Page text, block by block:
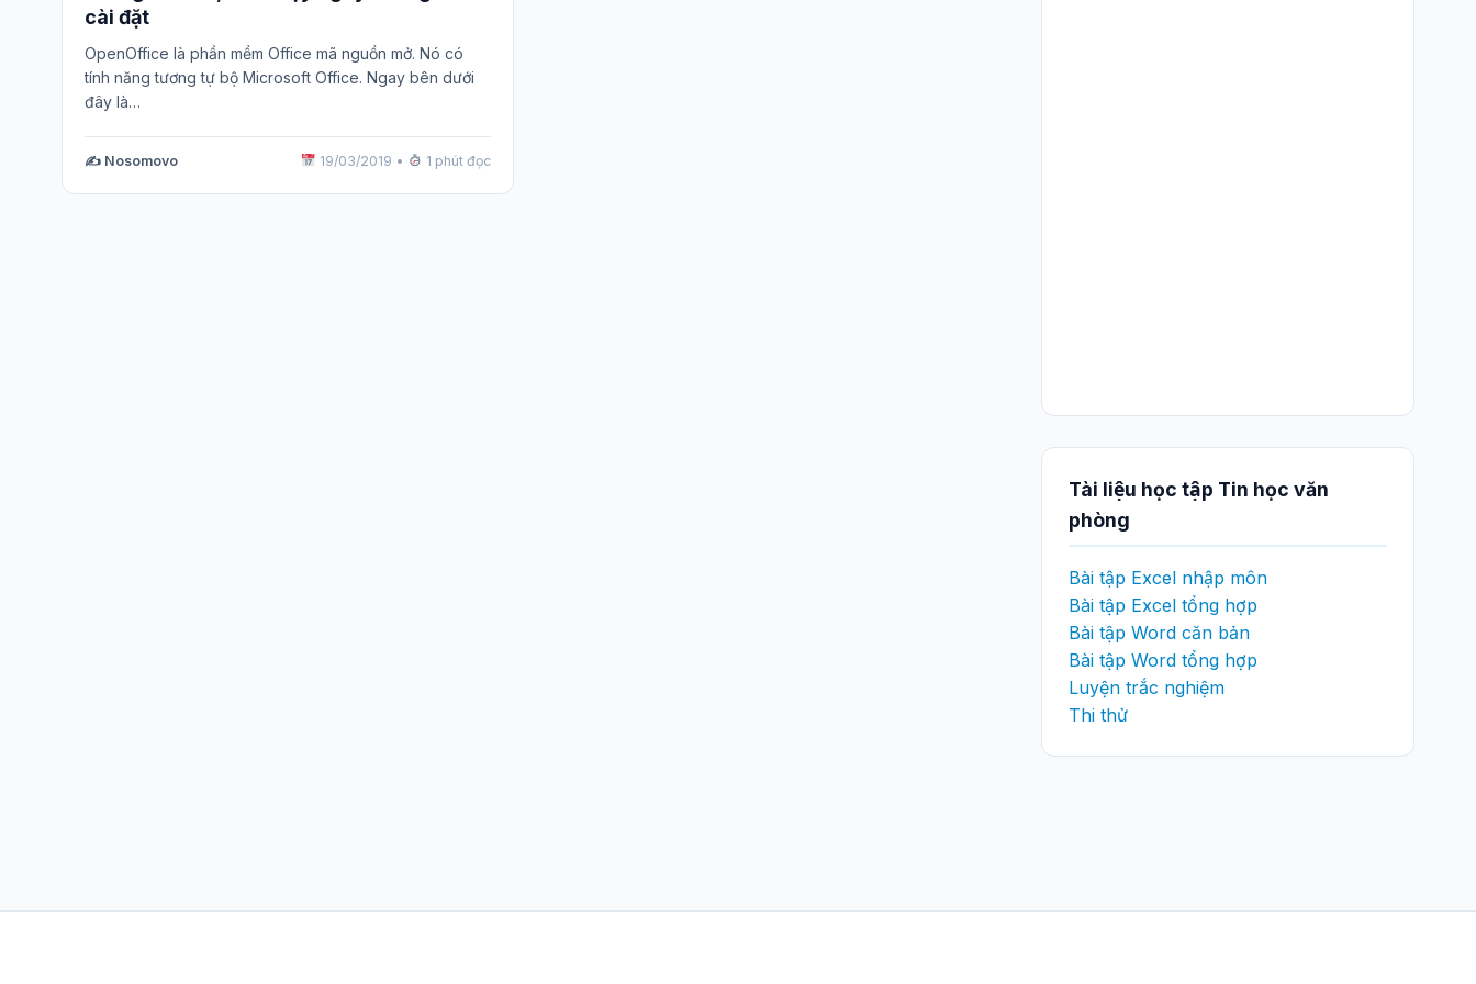
cài đặt
OpenOffice là phần mềm Office mã nguồn mở. Nó có
tính năng tương tự bộ Microsoft Office. Ngay bên dưới
đây là…
✍️ Nosomovo 19/03/2019 • 1 phút đọc
Tài liệu học tập Tin học văn
phòng
Bài tập Excel nhập môn
Bài tập Excel tổng hợp
Bài tập Word căn bản
Bài tập Word tổng hợp
Luyện trắc nghiệm
Thi thử